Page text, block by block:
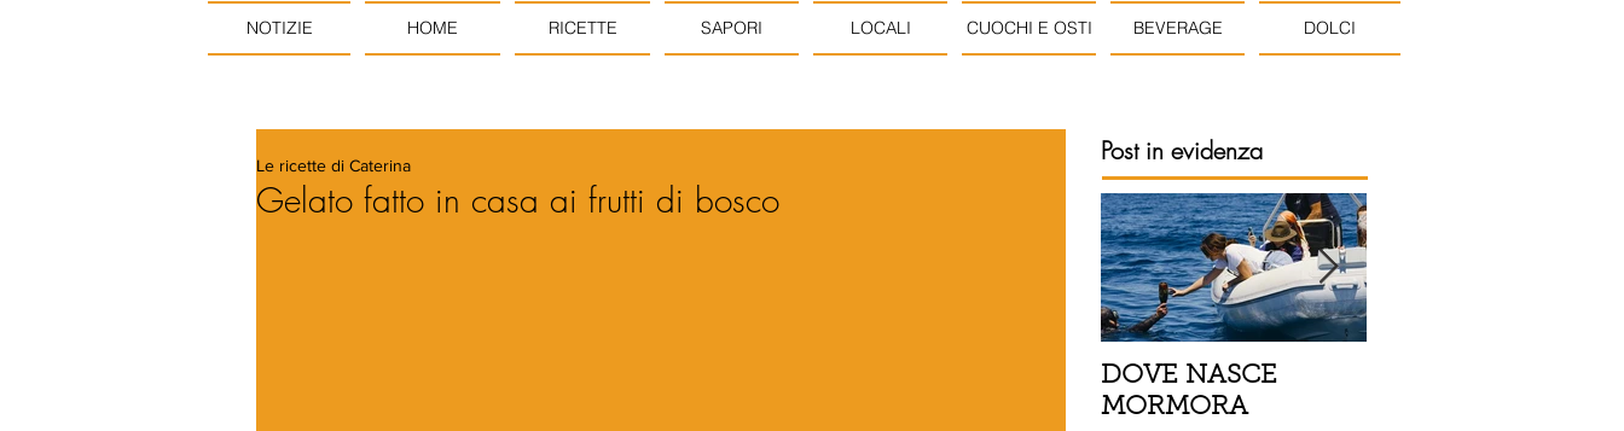
NOTIZIE HOME RICETTE SAPORI LOCALI CUOCHI E OSTI BEVERAGE DOLCI
Gelato fatto in casa ai frutti di bosco
Le ricette di Caterina Post in evidenza
DOVE NASCE
MORMORA